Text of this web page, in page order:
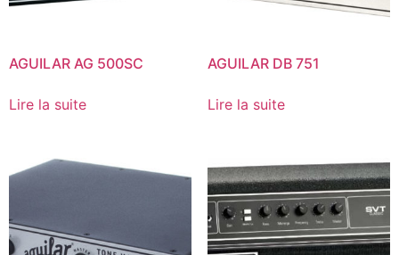
AGUILAR AG 500SC
Lire la suite
AGUILAR DB 751
Lire la suite